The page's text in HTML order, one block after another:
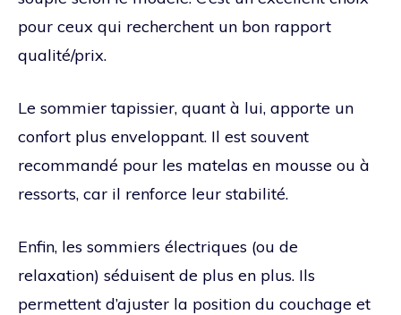
pour ceux qui recherchent un bon rapport
qualité/prix.
Le sommier tapissier, quant à lui, apporte un
confort plus enveloppant. Il est souvent
recommandé pour les matelas en mousse ou à
ressorts, car il renforce leur stabilité.
Enfin, les sommiers électriques (ou de
relaxation) séduisent de plus en plus. Ils
permettent d’ajuster la position du couchage et